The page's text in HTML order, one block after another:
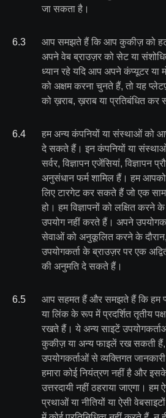
जा सकता है।
6.3
आप समझते हैं कि आप कुकीज़ को
अपने वेब ब्राउज़र को सेट या
ध्यान रहे यदि आप अपने कंप्यूटर या
को अक्षम करना चुनते हैं, तो यह
को ख़राब, ख़राब या प्रतिबंधित कर
6.4
हम अन्य कंपनियों या संस्थाओं को
दे सकते हैं। इन कंपनियों या संस्थाओं
सर्वर, विज्ञापन एजेंसियां, विज्ञापन
अनुसंधान फर्म शामिल हैं। हम आपको
लिए टारगेट कर सकते हैं जो एक
हो। हम विज्ञापनों को लक्षित करने
उपयोग नहीं करते हैं। अपने
सेवाओं को अनुकूलित करने के दौरान,
उपयोगकर्ता के ब्राउज़र पर एक
की अनुमति दे सकते हैं।
6.5
आप सहमत हैं और समझते हैं कि हम
या लिंक के रूप में प्रदर्शित तृतीय
रखते हैं। ये अन्य साइटें
कुकीज़ या अन्य फाइलें रख सकती
उपयोगकर्ताओं से व्यक्तिगत
हमारा कोई नियंत्रण नहीं है और
उत्तरदायी नहीं ठहराया जाएगा। हम
प्रथाओं या नीतियों या ऐसी